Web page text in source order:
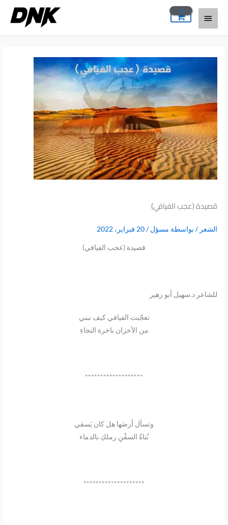
المحتوى
القائمة
الرئيسية
قصيدة (عجب الفيافي)
الشعر / بواسطة مسؤل/20 فبراير، 2022
قصيدة (عجب الفيافي)
للشاعر د.سهيل أبو زهير
تعجّبت الفيافي كيف نبني
من الأحزان باخرة النجاءِ
*******************
وتسأل أرضَها هل كان يَسقي
بُناةُ السفْنِ رملكِ بالدماء
********************